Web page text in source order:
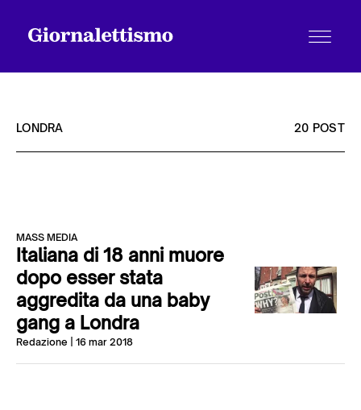
Chi siamo
Contatti
LONDRA 20 POST
MASS MEDIA
Italiana di 18 anni muore
dopo esser stata
aggredita da una baby
gang a Londra
Redazione | 16 mar 2018